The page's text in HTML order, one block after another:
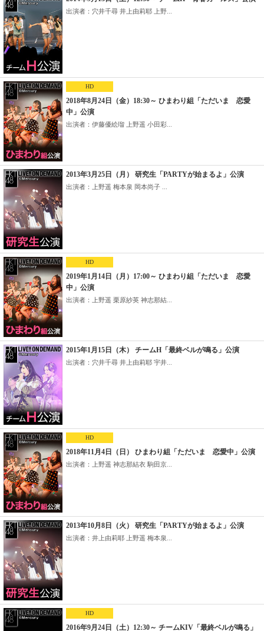
出演者：穴井千尋 井上由莉耶 上野...
HD
2018年8月24日（金）18:30～ ひまわり組「ただいま 恋愛
中」公演
出演者：伊藤優絵瑠 上野遥 小田彩...
2013年3月25日（月） 研究生「PARTYが始まるよ」公演
出演者：上野遥 梅本泉 岡本尚子 ...
HD
2019年1月14日（月）17:00～ ひまわり組「ただいま 恋愛
中」公演
出演者：上野遥 栗原紗英 神志那結...
2015年1月15日（木） チームH「最終ベルが鳴る」公演
出演者：穴井千尋 井上由莉耶 宇井...
HD
2018年11月4日（日） ひまわり組「ただいま 恋愛中」公演
出演者：上野遥 神志那結衣 駒田京...
2013年10月8日（火） 研究生「PARTYが始まるよ」公演
出演者：井上由莉耶 上野遥 梅本泉...
HD
2016年9月24日（土）12:30～ チームKIV「最終ベルが鳴る」